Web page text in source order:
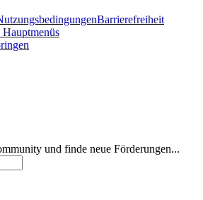
Barrierefreiheit
und finde neue Förderungen...